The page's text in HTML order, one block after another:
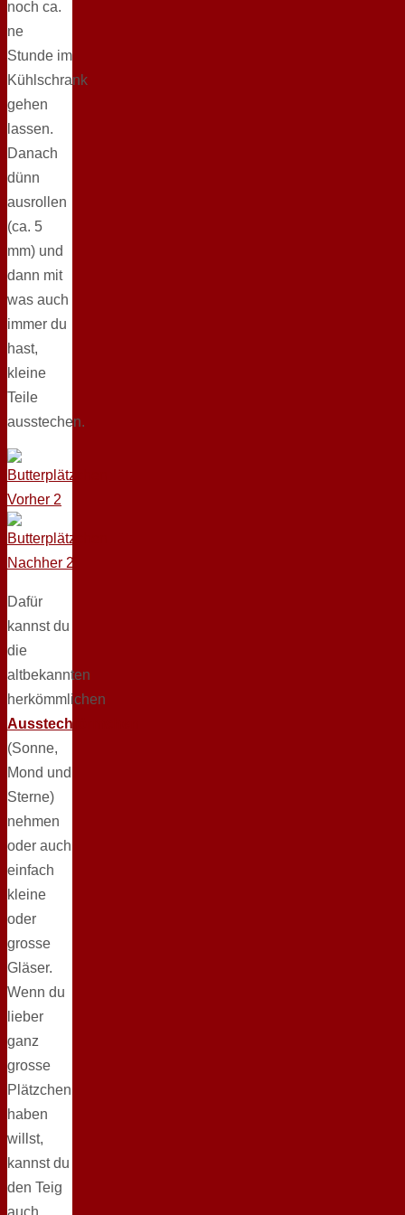
noch ca.
ne
Stunde im
Kühlschrank
gehen
lassen.
Danach
dünn
ausrollen
(ca. 5
mm) und
dann mit
was auch
immer du
hast,
kleine
Teile
ausstechen.
Dafür
kannst du
die
altbekannten
herkömmlichen
Ausstechförmchen
(Sonne,
Mond und
Sterne)
nehmen
oder auch
einfach
kleine
oder
grosse
Gläser.
Wenn du
lieber
ganz
grosse
Plätzchen
haben
willst,
kannst du
den Teig
auch